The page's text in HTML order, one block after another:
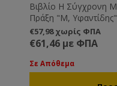
Βιβλίο Η Σύγχρονη
Πράξη "Μ, Υφαντίδης"
€57,98 χωρίς ΦΠΑ
€61,46 με ΦΠΑ
Σε Απόθεμα